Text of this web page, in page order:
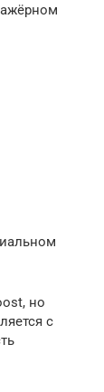
но
с